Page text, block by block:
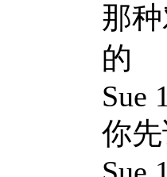
那
的
Sue
你